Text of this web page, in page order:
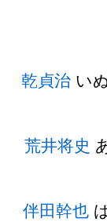
乾貞治い
荒井将史
伴田幹也